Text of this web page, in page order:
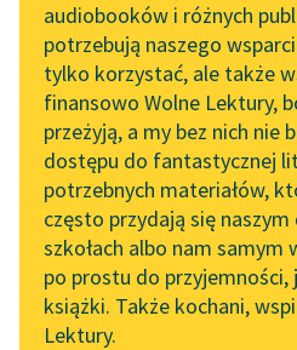
Byliśmy częścią AI Impact
Lab
Zapraszamy na spotkanie
online z tłumaczkami
literatury skandynawskiej
Spotkanie z Katarzyną
Tunkiel w Oslo
102. lata temu zmarł
Joseph Conrad
audiobooków i różnych
potrzebują naszego
tylko korzystać, ale także
finansowo Wolne Lektury,
przeżyją, a my bez nich nie
dostępu do fantastycznej
potrzebnych materiałów,
często przydają się
szkołach albo nam samym
po prostu do przyjemności,
książki. Także kochani,
Lektury.